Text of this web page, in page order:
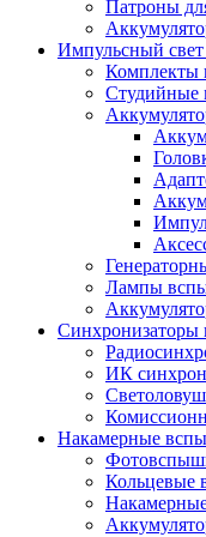
Патроны
Импульсный
Комплекты
Студийные
Лампы
Синхронизаторы
ИК
Накамерные
Кольцевые